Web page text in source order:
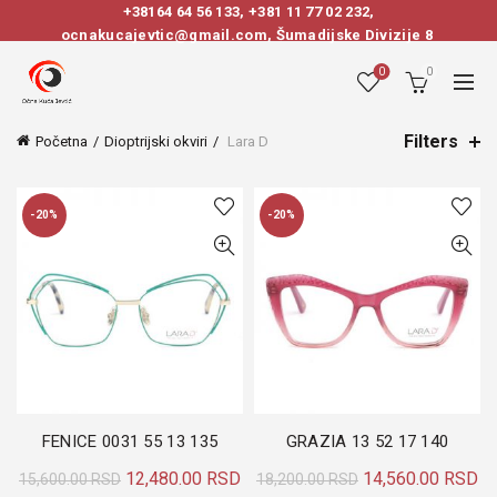
+38164 64 56 133, +381 11 77 02 232,
ocnakucajevtic@gmail.com, Šumadijske Divizije 8
0 0
Početna Dioptrijski okviri Lara D Filters
-20%
FENICE 0031 55 13 135
15,600.00RSD Originalna
12,480.00 RSD Trenutna
-20%
GRAZIA 13 52 17 140
18,200.00RSD Originalna
14,560.00 RSD